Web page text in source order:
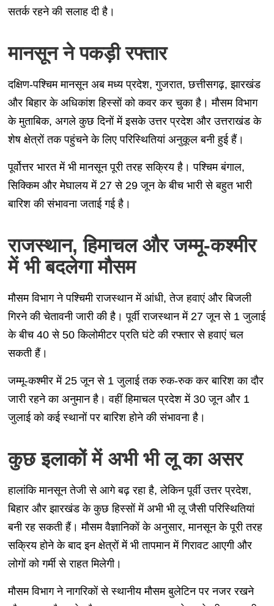
सतर्क रहने की सलाह दी है।
मानसून ने पकड़ी रफ्तार
दक्षिण-पश्चिम मानसून अब मध्य प्रदेश, गुजरात, छत्तीसगढ़, झारखंड
और बिहार के अधिकांश हिस्सों को कवर कर चुका है। मौसम विभाग
के मुताबिक, अगले कुछ दिनों में इसके उत्तर प्रदेश और उत्तराखंड के
शेष क्षेत्रों तक पहुंचने के लिए परिस्थितियां अनुकूल बनी हुई हैं।
पूर्वोत्तर भारत में भी मानसून पूरी तरह सक्रिय है। पश्चिम बंगाल,
सिक्किम और मेघालय में 27 से 29 जून के बीच भारी से बहुत भारी
बारिश की संभावना जताई गई है।
राजस्थान, हिमाचल और जम्मू-कश्मीर
में भी बदलेगा मौसम
मौसम विभाग ने पश्चिमी राजस्थान में आंधी, तेज हवाएं और बिजली
गिरने की चेतावनी जारी की है। पूर्वी राजस्थान में 27 जून से 1 जुलाई
के बीच 40 से 50 किलोमीटर प्रति घंटे की रफ्तार से हवाएं चल
सकती हैं।
जम्मू-कश्मीर में 25 जून से 1 जुलाई तक रुक-रुक कर बारिश का दौर
जारी रहने का अनुमान है। वहीं हिमाचल प्रदेश में 30 जून और 1
जुलाई को कई स्थानों पर बारिश होने की संभावना है।
कुछ इलाकों में अभी भी लू का असर
हालांकि मानसून तेजी से आगे बढ़ रहा है, लेकिन पूर्वी उत्तर प्रदेश,
बिहार और झारखंड के कुछ हिस्सों में अभी भी लू जैसी परिस्थितियां
बनी रह सकती हैं। मौसम वैज्ञानिकों के अनुसार, मानसून के पूरी तरह
सक्रिय होने के बाद इन क्षेत्रों में भी तापमान में गिरावट आएगी और
लोगों को गर्मी से राहत मिलेगी।
मौसम विभाग ने नागरिकों से स्थानीय मौसम बुलेटिन पर नजर रखने